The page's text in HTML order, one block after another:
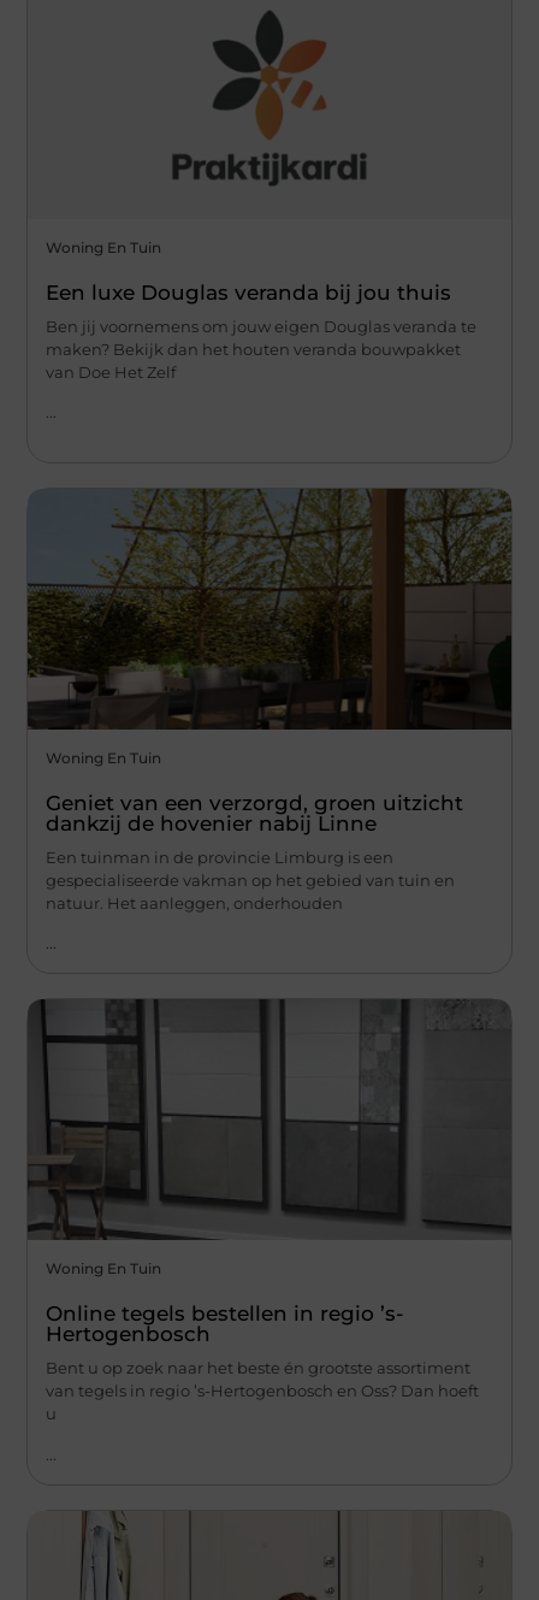
Woning En Tuin
Een luxe Douglas veranda bij jou thuis
Ben jij voornemens om jouw eigen Douglas veranda te
maken? Bekijk dan het houten veranda bouwpakket
van Doe Het Zelf
Woning En Tuin
Geniet van een verzorgd, groen uitzicht
dankzij de hovenier nabij Linne
Een tuinman in de provincie Limburg is een
gespecialiseerde vakman op het gebied van tuin en
natuur. Het aanleggen, onderhouden
...
Woning En Tuin
Online tegels bestellen in regio ’s-
Hertogenbosch
Bent u op zoek naar het beste én grootste assortiment
van tegels in regio ’s-Hertogenbosch en Oss? Dan hoeft
u